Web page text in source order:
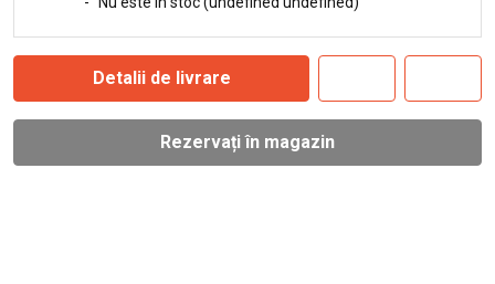
Detalii de livrare
Rezervați în magazin